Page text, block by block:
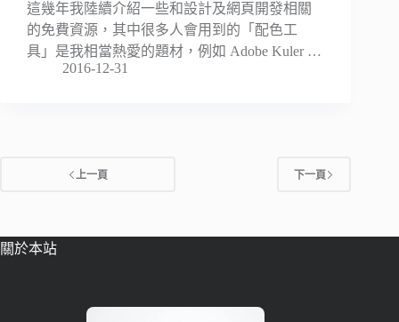
這幾年我陸續介紹一些和設計及網頁開發相關
的免費資源，其中很多人會用到的「配色工
具」是我相當熱愛的題材，例如 Adobe Kuler …
2016-12-31
上一頁 下一頁
關於本站